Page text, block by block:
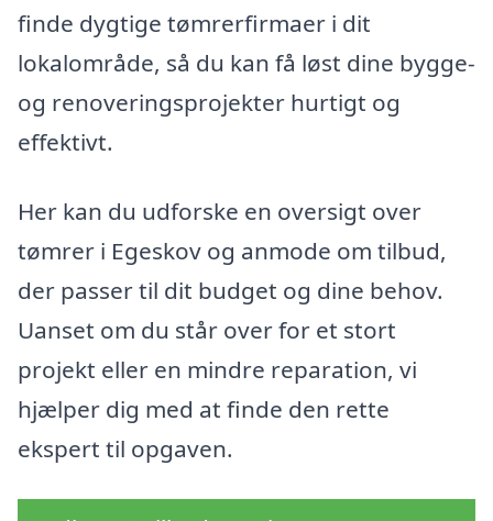
finde dygtige tømrerfirmaer i dit
lokalområde, så du kan få løst dine bygge-
og renoveringsprojekter hurtigt og
effektivt.
Her kan du udforske en oversigt over
tømrer i Egeskov og anmode om tilbud,
der passer til dit budget og dine behov.
Uanset om du står over for et stort
projekt eller en mindre reparation, vi
hjælper dig med at finde den rette
ekspert til opgaven.